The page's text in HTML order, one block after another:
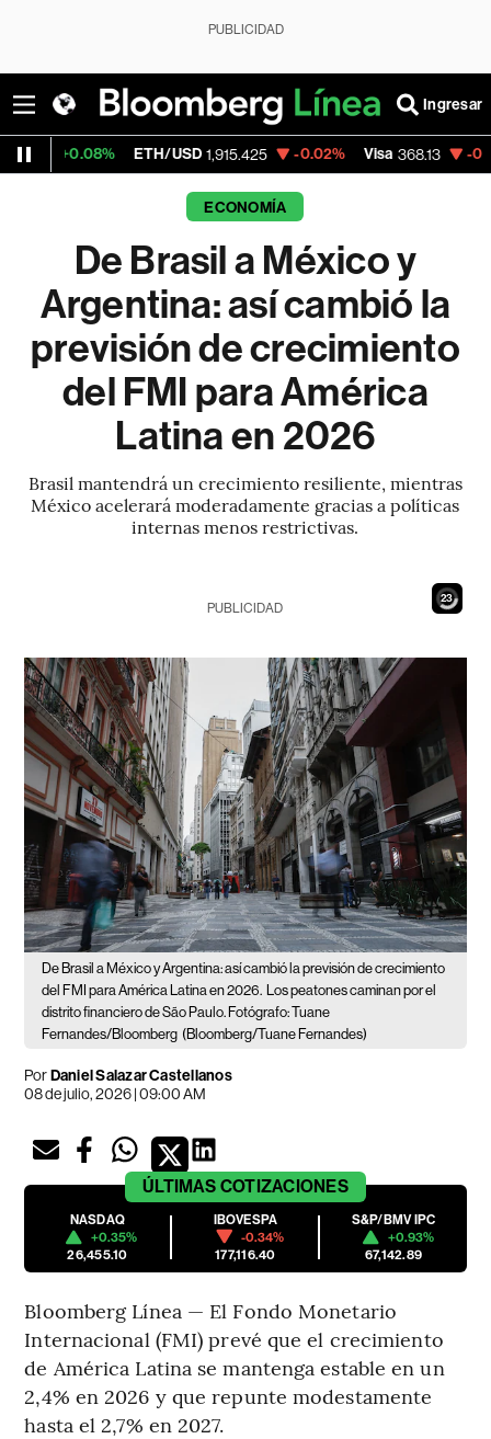
PUBLICIDAD
Ingresar
ETH/USD 1,915.425 -0.02% Visa 368.13 -0.11%
ECONOMÍA
De Brasil a México y
Argentina: así cambió la
previsión de crecimiento
del FMI para América
Latina en 2026
Brasil mantendrá un crecimiento resiliente, mientras
México acelerará moderadamente gracias a políticas
internas menos restrictivas.
21
PUBLICIDAD
De Brasil a México y Argentina: así cambió la previsión de crecimiento
del FMI para América Latina en 2026.
Los peatones caminan por el
distrito financiero de São Paulo. Fotógrafo: Tuane
Fernandes/Bloomberg (Bloomberg/Tuane Fernandes)
PorDaniel Salazar Castellanos
08 de julio, 2026 | 09:00 AM
ÚLTIMAS COTIZACIONES
NASDAQ
+0.35%
26,455.10
IBOVESPA
-0.34%
177,116.40
S&P/BMV IPC
+0.93%
67,142.89
Bloomberg Línea — El Fondo Monetario
Internacional (FMI) prevé que el crecimiento
de América Latina se mantenga estable en un
2,4% en 2026 y que repunte modestamente
hasta el 2,7% en 2027.